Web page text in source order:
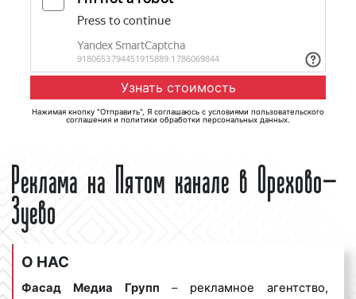
Нажимая кнопку "Отправить", Я соглашаюсь с условиями пользовательского
соглашения и политики обработки персональных данных
Реклама на Пятом канале в Орехово-
Зуево
О НАС
Фасад Медиа Групп – рекламное агентство,